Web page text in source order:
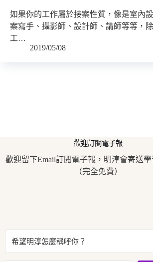
如果你的工作屬於接案性質，像是室內
案寫手、攝影師、設計師、講師等等，
工…
2019/05/08
歡迎訂閱電子報
歡迎留下Email訂閱電子報，明淳會寄送
（完全免費）